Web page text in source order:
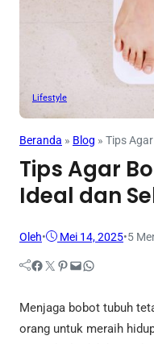
Lifestyle
Beranda » Blog » Tips
Tips Agar
Ideal dan
Oleh• Mei 14, 2025•5
Facebook Twitter Pinterest Mail WhatsApp
Menjaga bobot tubuh
orang untuk meraih